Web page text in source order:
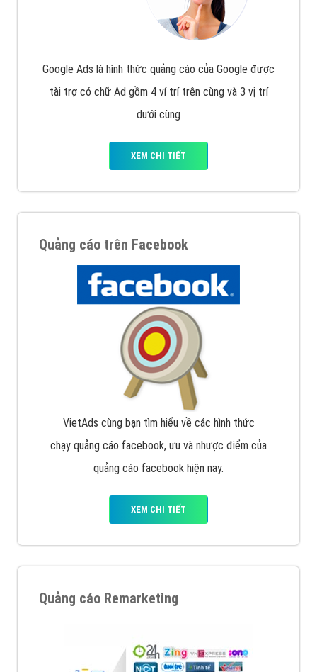
Google Ads là hình thức quảng cáo của Google được
tài trợ có chữ Ad gồm 4 ví trí trên cùng và 3 vị trí
dưới cùng
XEM CHI TIẾT
Quảng cáo trên Facebook
VietAds cùng bạn tìm hiểu về các hình thức
chạy quảng cáo facebook, ưu và nhược điểm của
quảng cáo facebook hiện nay.
XEM CHI TIẾT
Quảng cáo Remarketing